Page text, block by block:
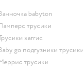
ванночка babyton
памперс трусики
трусики хаггис
baby go подгузники трусики
меррис трусики